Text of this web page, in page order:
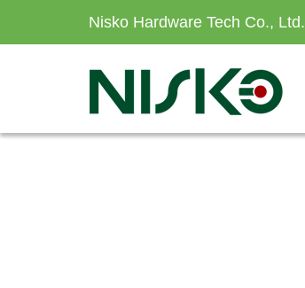
Nisko Hardware Tech Co., Ltd.